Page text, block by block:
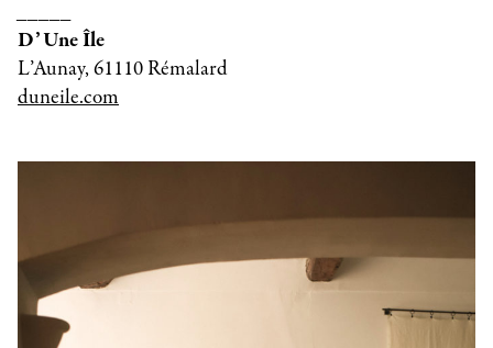
D’Une Île
L’Aunay, 61110 Rémalard
duneile.com